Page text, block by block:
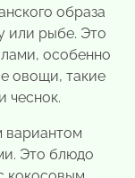
образа
или рыбе. Это
особенно
овощи, такие
чеснок.
вариантом
Это блюдо